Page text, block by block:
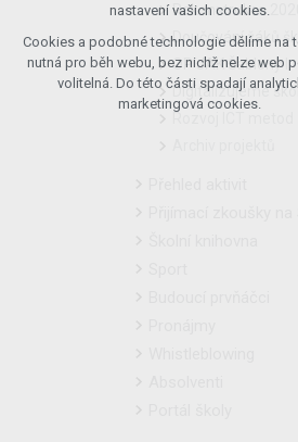
Rekonstrukce 2020
Doučování žáků
OP JAK Šablony I
Digitalizujeme
Přijmout všechny cookies
Odmítnout vše
nastavení vašich cookies.
Cookies a podobné technologie dělíme na
nutná pro běh webu, bez nichž nelze web
volitelná. Do této části spadají
marketingová cookies.